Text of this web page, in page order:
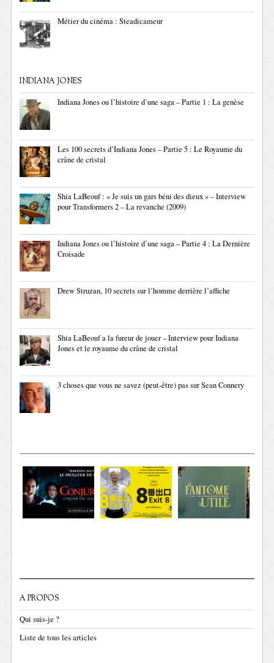
Métier du cinéma : Steadicameur
INDIANA JONES
Indiana Jones ou l’histoire d’une saga – Partie 1 : La genèse
Les 100 secrets d’Indiana Jones – Partie 5 : Le Royaume du
crâne de cristal
Shia LaBeouf : « Je suis un gars béni des dieux » – Interview
pour Transformers 2 – La revanche (2009)
Indiana Jones ou l’histoire d’une saga – Partie 4 : La Dernière
Croisade
Drew Struzan, 10 secrets sur l’homme derrière l’affiche
Shia LaBeouf a la fureur de jouer – Interview pour Indiana
Jones et le royaume du crâne de cristal
3 choses que vous ne savez (peut-être) pas sur Sean Connery
A PROPOS
Qui suis-je ?
Liste de tous les articles